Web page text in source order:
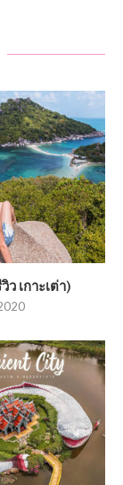
ว เกาะเต่า)